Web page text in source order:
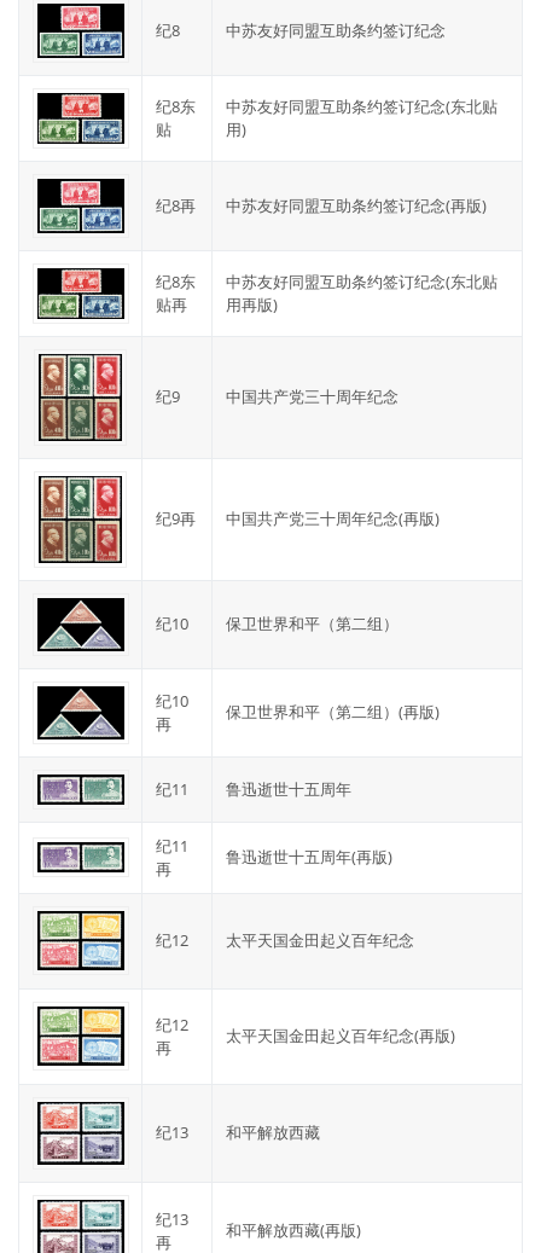
纪8 中苏友好同盟互助条约签订纪念
纪8东
贴
中苏友好同盟互助条约签订纪念(东北贴
用)
纪8再 中苏友好同盟互助条约签订纪念(再版)
纪8东
贴再
中苏友好同盟互助条约签订纪念(东北贴
用再版)
纪9 中国共产党三十周年纪念
纪9再 中国共产党三十周年纪念(再版)
纪10 保卫世界和平（第二组）
纪10
再
保卫世界和平（第二组）(再版)
纪11 鲁迅逝世十五周年
纪11
再
鲁迅逝世十五周年(再版)
纪12 太平天国金田起义百年纪念
纪12
再
太平天国金田起义百年纪念(再版)
纪13 和平解放西藏
纪13
再
和平解放西藏(再版)